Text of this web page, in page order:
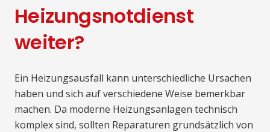
Heizungsnotdienst
weiter?
Ein Heizungsausfall kann unterschiedliche Ursachen
haben und sich auf verschiedene Weise bemerkbar
machen. Da moderne Heizungsanlagen technisch
komplex sind, sollten Reparaturen grundsätzlich von